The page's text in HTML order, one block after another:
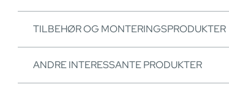
TILBEHØR OG MONTERINGSPRODUKTER
ANDRE INTERESSANTE PRODUKTER